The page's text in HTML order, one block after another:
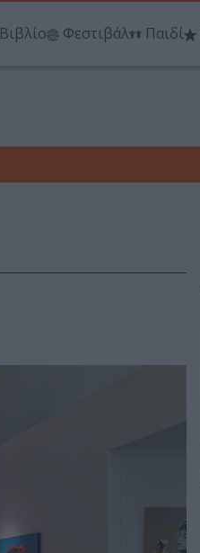
Βιβλίο Φεστιβάλ Παιδί